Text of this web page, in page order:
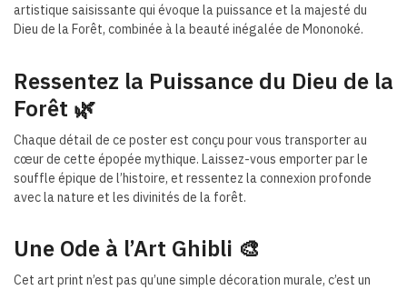
artistique saisissante qui évoque la puissance et la majesté du
Dieu de la Forêt, combinée à la beauté inégalée de Mononoké.
Ressentez la Puissance du Dieu de la
Forêt 🌿
Chaque détail de ce poster est conçu pour vous transporter au
cœur de cette épopée mythique. Laissez-vous emporter par le
souffle épique de l’histoire, et ressentez la connexion profonde
avec la nature et les divinités de la forêt.
Une Ode à l’Art Ghibli 🎨
Cet art print n’est pas qu’une simple décoration murale, c’est un